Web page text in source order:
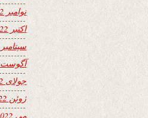
نوامبر 2022
اکتبر 2022
سپتامبر 2022
آگوست 2022
جولای 2022
ژوئن 2022
می 2022